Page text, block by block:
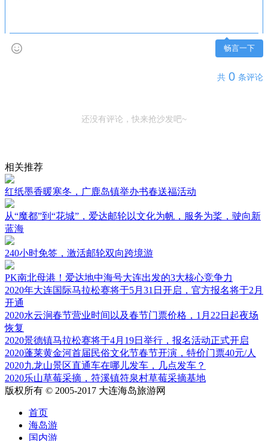
畅言一下
共 0 条评论
还没有评论，快来抢沙发吧~
相关推荐
红纸墨香暖寒冬，广鹿岛镇举办书春送福活动
从“魔都”到“花城”，爱达邮轮以文化为帆，服务为桨，驶向新
蓝海
240小时免签，激活邮轮双向跨境游
PK南北母港！爱达地中海号大连出发的3大核心竞争力
2020年大连国际马拉松赛将于5月31日开启，官方报名将于2月
开通
2020水云涧春节营业时间以及春节门票价格，1月22日起夜场
恢复
2020景德镇马拉松赛将于4月19日举行，报名活动正式开启
2020蓬莱黄金河首届民俗文化节春节开演，特价门票40元/人
2020九龙山景区直通车在哪儿发车，几点发车？
2020乐山草莓采摘，符溪镇符泉村草莓采摘基地
版权所有 © 2005-2017 大连海岛旅游网
首页
海岛游
国内游